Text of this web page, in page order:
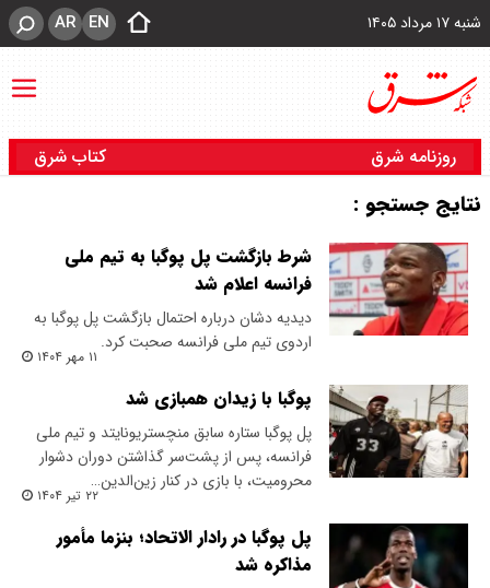
شنبه ۱۷ مرداد ۱۴۰۵ EN
AR
روزنامه شرق کتاب شرق
نتایج جستجو :
شرط بازگشت پل پوگبا به تیم ملی
فرانسه اعلام شد
دیدیه دشان درباره احتمال بازگشت پل پوگبا به
اردوی تیم ملی فرانسه صحبت کرد.
۱۱ مهر ۱۴۰۴
پوگبا با زیدان همبازی شد
پل پوگبا ستاره سابق منچستریونایتد و تیم ملی
فرانسه، پس از پشت‌سر گذاشتن دوران دشوار
محرومیت، با بازی در کنار زین‌الدین…
۲۲ تیر ۱۴۰۴
پل پوگبا در رادار الاتحاد؛ بنزما مأمور
مذاکره شد